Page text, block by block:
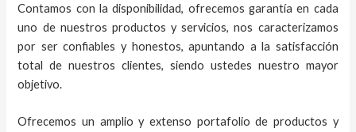
Contamos con la disponibilidad, ofrecemos garantía en cada
uno de nuestros productos y servicios, nos caracterizamos
por ser confiables y honestos, apuntando a la satisfacción
total de nuestros clientes, siendo ustedes nuestro mayor
objetivo.
Ofrecemos un amplio y extenso portafolio de productos y